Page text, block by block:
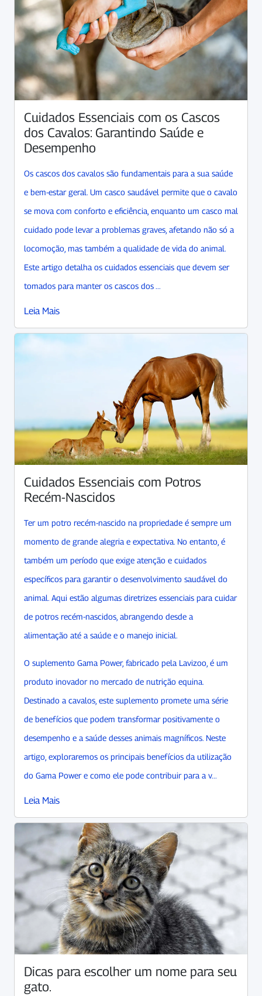
Cuidados Essenciais com os Cascos
dos Cavalos: Garantindo Saúde e
Desempenho
Os cascos dos cavalos são fundamentais para a sua saúde
e bem-estar geral. Um casco saudável permite que o cavalo
se mova com conforto e eficiência, enquanto um casco mal
cuidado pode levar a problemas graves, afetando não só a
locomoção, mas também a qualidade de vida do animal.
Este artigo detalha os cuidados essenciais que devem ser
tomados para manter os cascos dos ...
Leia Mais
Cuidados Essenciais com Potros
Recém-Nascidos
Ter um potro recém-nascido na propriedade é sempre um
momento de grande alegria e expectativa. No entanto, é
também um período que exige atenção e cuidados
específicos para garantir o desenvolvimento saudável do
animal. Aqui estão algumas diretrizes essenciais para cuidar
de potros recém-nascidos, abrangendo desde a
alimentação até a saúde e o manejo inicial.
O suplemento Gama Power, fabricado pela Lavizoo, é um
produto inovador no mercado de nutrição equina.
Destinado a cavalos, este suplemento promete uma série
de benefícios que podem transformar positivamente o
desempenho e a saúde desses animais magníficos. Neste
artigo, exploraremos os principais benefícios da utilização
do Gama Power e como ele pode contribuir para a v...
Leia Mais
Dicas para escolher um nome para seu
gato.